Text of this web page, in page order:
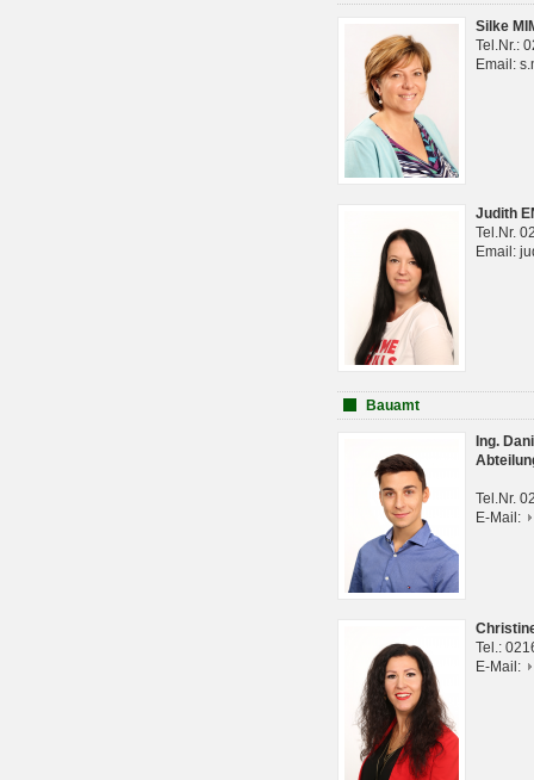
Silke
Tel.Nr.:
Email:
Judith
Tel.Nr.
Email:
Bauamt
Ing.
Tel.Nr.
E-Mail:
Tel.:
E-Mail: